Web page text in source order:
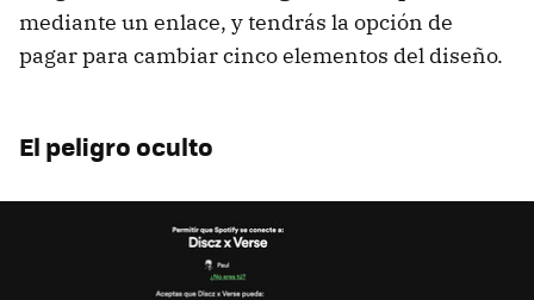
mediante un enlace, y tendrás la opción de
pagar para cambiar cinco elementos del diseño.
El peligro oculto